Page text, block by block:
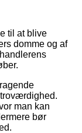
til at blive
domme og af
man kan
bør